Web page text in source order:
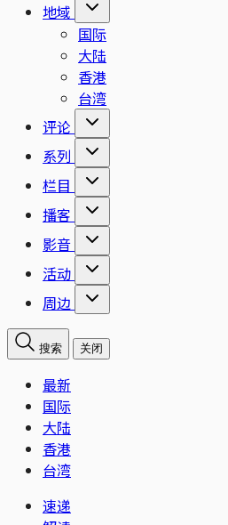
地域
国际
大陆
香港
台湾
评论
系列
栏目
播客
影音
活动
周边
搜索 关闭
最新
国际
大陆
香港
台湾
速递